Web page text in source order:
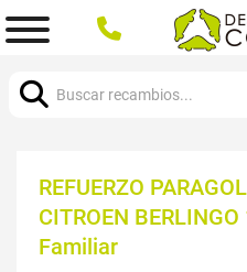
REFUERZO
CITROEN
Familiar